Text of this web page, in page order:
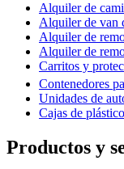
Alquiler de
Alquiler de van
Alquiler de
Alquiler de
Carritos y
Contenedores
Unidades de
Cajas de
Productos y